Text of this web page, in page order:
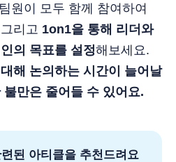
원이 모두 함께 참여하여
리고 1on1을 통해 리더와
의 목표를 설정해보세요.
해 논의하는 시간이 늘어날
만은 줄어들 수 있어요.
된 아티클을 추천드려요